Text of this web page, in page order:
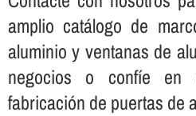
amplio catálogo de
aluminio y ventanas de
negocios o confí­e en
fabricación de puertas de